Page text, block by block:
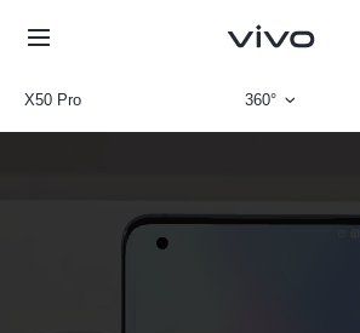
X50 Pro 360°
Параметри